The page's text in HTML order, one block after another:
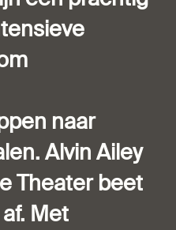
naar
Alvin Ailey
Theater beet
Met